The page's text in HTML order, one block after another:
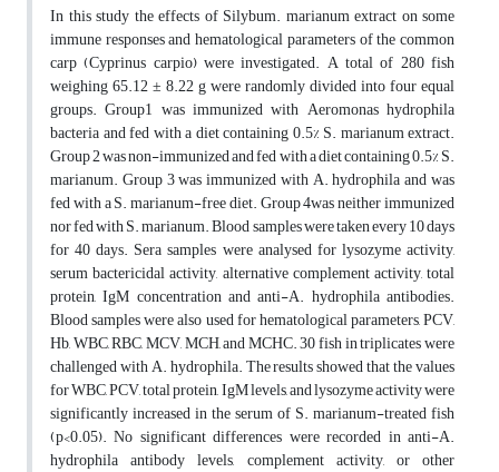
In this study the effects of Silybum. marianum extract on some
immune responses and hematological parameters of the common
carp (Cyprinus carpio) were investigated. A total of 280 fish
weighing 65.12 ± 8.22 g were randomly divided into four equal
groups. Group1 was immunized with Aeromonas hydrophila
bacteria and fed with a diet containing 0.5% S. marianum extract.
Group 2 was non-immunized and fed with a diet containing 0.5% S.
marianum. Group 3 was immunized with A. hydrophila and was
fed with a S. marianum-free diet. Group 4was neither immunized
nor fed with S. marianum. Blood samples were taken every 10 days
for 40 days. Sera samples were analysed for lysozyme activity,
serum bactericidal activity, alternative complement activity, total
protein, IgM concentration and anti-A. hydrophila antibodies.
Blood samples were also used for hematological parameters, PCV,
Hb, WBC, RBC, MCV, MCH, and MCHC. 30 fish in triplicates were
challenged with A. hydrophila. The results showed that the values
for WBC, PCV, total protein, IgM levels, and lysozyme activity were
significantly increased in the serum of S. marianum-treated fish
(p<0.05). No significant differences were recorded in anti-A.
hydrophila antibody levels, complement activity, or other